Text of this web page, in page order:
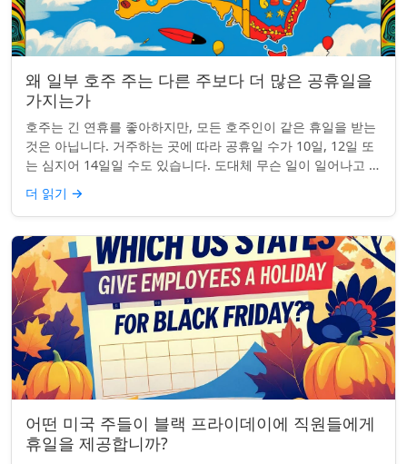
왜 일부 호주 주는 다른 주보다 더 많은 공휴일을
가지는가
호주는 긴 연휴를 좋아하지만, 모든 호주인이 같은 휴일을 받는
것은 아닙니다. 거주하는 곳에 따라 공휴일 수가 10일, 12일 또
는 심지어 14일일 수도 있습니다. 도대체 무슨 일이 일어나고 있
는 걸까요? 왜 일부 ...
더 읽기 →
어떤 미국 주들이 블랙 프라이데이에 직원들에게
휴일을 제공합니까?